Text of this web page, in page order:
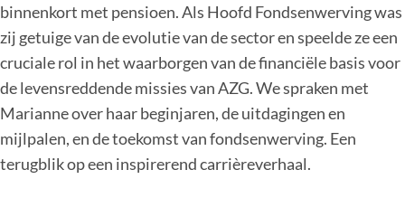
binnenkort met pensioen. Als Hoofd Fondsenwerving was
zij getuige van de evolutie van de sector en speelde ze een
cruciale rol in het waarborgen van de financiële basis voor
de levensreddende missies van AZG. We spraken met
Marianne over haar beginjaren, de uitdagingen en
mijlpalen, en de toekomst van fondsenwerving. Een
terugblik op een inspirerend carrièreverhaal.